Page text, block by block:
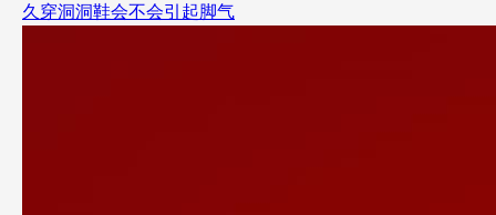
久穿洞洞鞋会不会引起脚气